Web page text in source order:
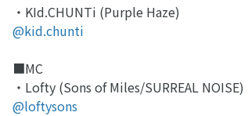
・KId.CHUNTi (Purple Haze)
@kid.chunti
■MC
・Lofty (Sons of Miles/SURREAL NOISE)
@loftysons